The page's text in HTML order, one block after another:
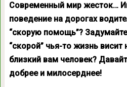
Современный мир жесток…
поведение на дорогах
“скорую помощь”?
“скорой” чья-то жизнь висит
близкий вам человек?
добрее и милосерднее!